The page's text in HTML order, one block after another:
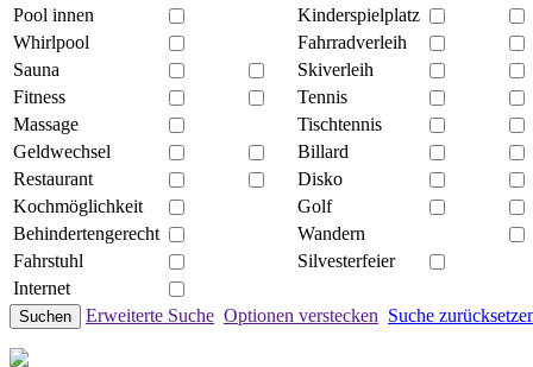
Pool innen
Kinderspielplatz
Whirlpool
Fahrradverleih
Sauna
Skiverleih
Fitness
Tennis
Massage
Tischtennis
Geldwechsel
Billard
Restaurant
Disko
Kochmöglichkeit
Golf
Behindertengerecht
Wandern
Fahrstuhl
Silvesterfeier
Internet
Suchen Erweiterte Suche Optionen verstecken Suche